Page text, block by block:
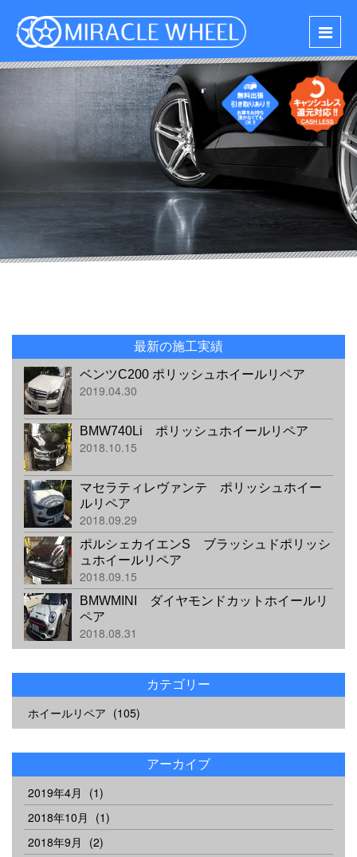
最新の施工実績
ベンツC200 ポリッシュホイールリペア
2019.04.30
BMW740Li ポリッシュホイールリペア
2018.10.15
マセラティレヴァンテ ポリッシュホイー
ルリペア
2018.09.29
ポルシェカイエンS ブラッシュドポリッシ
ュホイールリペア
2018.09.15
BMWMINI ダイヤモンドカットホイールリ
ペア
2018.08.31
カテゴリー
ホイールリペア (105)
アーカイブ
2019年4月
(1)
2018年10月
(1)
2018年9月
(2)